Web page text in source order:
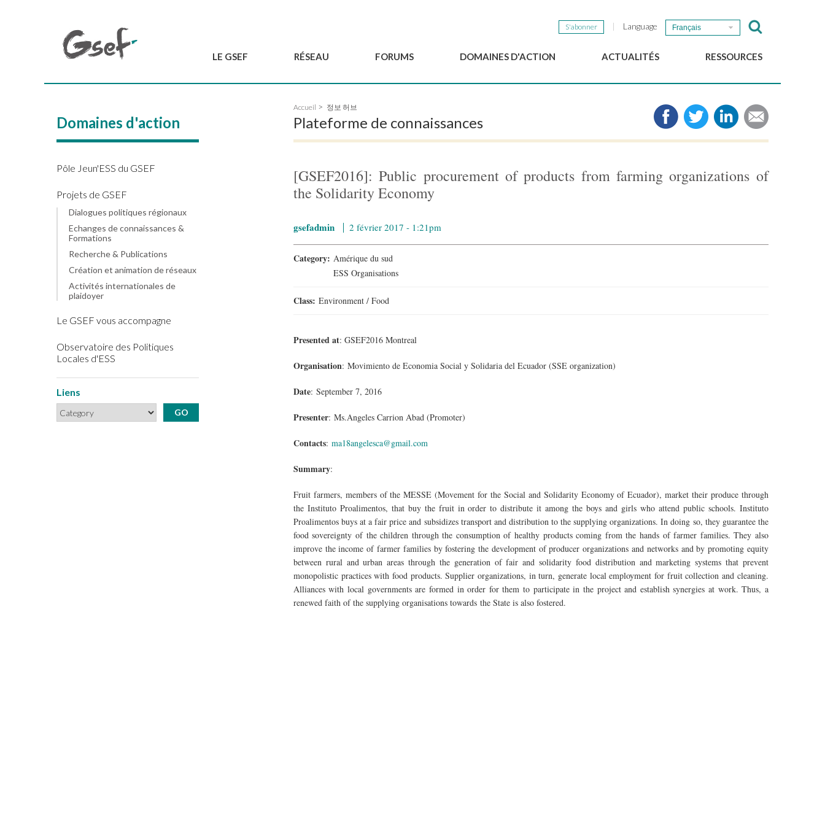
S'abonner Language Français
LE GSEF RÉSEAU
Comité Consultatif
Les membres
Devenir partenaire du
FORUMS
MexicoGSEF2021
DOMAINES D'ACTION
Le GSEF vous accompagne
ACTUALITÉS
Newsletter du GSEF
RESSOURCES
Médias
Liens
Téléchargez notre plaquette
Domaines d'action
Pôle Jeun'ESS du GSEF
Projets de GSEF
Dialogues politiques régionaux
Echanges de connaissances &
Formations
Recherche & Publications
Création et animation de réseaux
Activités internationales de
plaidoyer
Le GSEF vous accompagne
Observatoire des Politiques
Locales d'ESS
Liens
Accueil 정보 허브
Plateforme de connaissances
[GSEF2016]: Public procurement of products from farming organizations of
the Solidarity Economy
gsefadmin 2 février 2017 - 1:21pm
Category: Amérique du sud
ESS Organisations
Class: Environment / Food
Presented at: GSEF2016 Montreal
Organisation: Movimiento de Economia Social y Solidaria del Ecuador (SSE organization)
Date: September 7, 2016
Presenter: Ms.Angeles Carrion Abad (Promoter)
Contacts: ma18angelesca@gmail.com
Summary:
Fruit farmers, members of the MESSE (Movement for the Social and Solidarity Economy of Ecuador), market their produce through
the Instituto Proalimentos, that buy the fruit in order to distribute it among the boys and girls who attend public schools. Instituto
Proalimentos buys at a fair price and subsidizes transport and distribution to the supplying organizations. In doing so, they guarantee the
food sovereignty of the children through the consumption of healthy products coming from the hands of farmer families. They also
improve the income of farmer families by fostering the development of producer organizations and networks and by promoting equity
between rural and urban areas through the generation of fair and solidarity food distribution and marketing systems that prevent
monopolistic practices with food products. Supplier organizations, in turn, generate local employment for fruit collection and cleaning.
Alliances with local governments are formed in order for them to participate in the project and establish synergies at work. Thus, a
renewed faith of the supplying organisations towards the State is also fostered.